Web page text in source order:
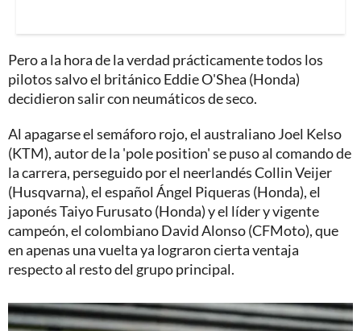
Pero a la hora de la verdad prácticamente todos los
pilotos salvo el británico Eddie O'Shea (Honda)
decidieron salir con neumáticos de seco.
Al apagarse el semáforo rojo, el australiano Joel Kelso
(KTM), autor de la 'pole position' se puso al comando de
la carrera, perseguido por el neerlandés Collin Veijer
(Husqvarna), el español Ángel Piqueras (Honda), el
japonés Taiyo Furusato (Honda) y el líder y vigente
campeón, el colombiano David Alonso (CFMoto), que
en apenas una vuelta ya lograron cierta ventaja
respecto al resto del grupo principal.